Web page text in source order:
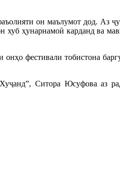
он маълумот дод. Аз
хуб ҳунарнамоӣ карданд ва
фестивали тобистона
Ситора Юсуфова аз